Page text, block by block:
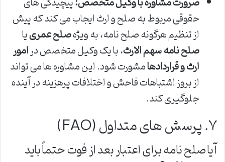
حقوقی مربوط به صلح و ارث ایجاب می کند که پیش
از تنظیم هرگونه صلح نامه، به ویژهصلح عمرییا
صلح نامه سهم الارث، با یک وکیل متخصص درامور
ارث و قراردادهامشورت شود. این مشاوره ها می تواند
از بروز اشتباهات فاحش و اختلافات پرهزینه در آینده
جلوگیری کند.
۷. پرسش های متداول (FAQ)
آیا صلح نامه برای اعتبار بعد از فوت حتماً باید